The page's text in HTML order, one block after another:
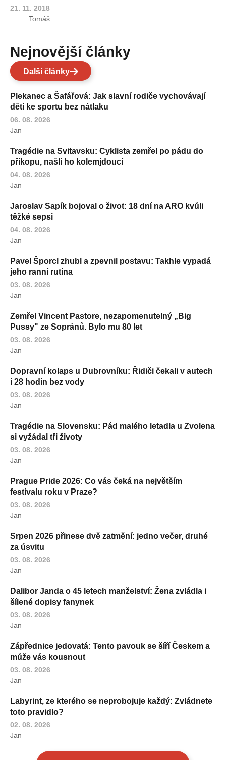
21. 11. 2018
Tomáš
Nejnovější články
Další články
Plekanec a Šafářová: Jak slavní rodiče vychovávají
děti ke sportu bez nátlaku
06. 08. 2026
Jan
Tragédie na Svitavsku: Cyklista zemřel po pádu do
příkopu, našli ho kolemjdoucí
04. 08. 2026
Jan
Jaroslav Sapík bojoval o život: 18 dní na ARO kvůli
těžké sepsi
04. 08. 2026
Jan
Pavel Šporcl zhubl a zpevnil postavu: Takhle vypadá
jeho ranní rutina
03. 08. 2026
Jan
Zemřel Vincent Pastore, nezapomenutelný „Big
Pussy" ze Sopránů. Bylo mu 80 let
03. 08. 2026
Jan
Dopravní kolaps u Dubrovníku: Řidiči čekali v autech
i 28 hodin bez vody
03. 08. 2026
Jan
Tragédie na Slovensku: Pád malého letadla u Zvolena
si vyžádal tři životy
03. 08. 2026
Jan
Prague Pride 2026: Co vás čeká na největším
festivalu roku v Praze?
03. 08. 2026
Jan
Srpen 2026 přinese dvě zatmění: jedno večer, druhé
za úsvitu
03. 08. 2026
Jan
Dalibor Janda o 45 letech manželství: Žena zvládla i
šílené dopisy fanynek
03. 08. 2026
Jan
Zápřednice jedovatá: Tento pavouk se šíří Českem a
může vás kousnout
03. 08. 2026
Jan
Labyrint, ze kterého se neprobojuje každý: Zvládnete
toto pravidlo?
02. 08. 2026
Jan